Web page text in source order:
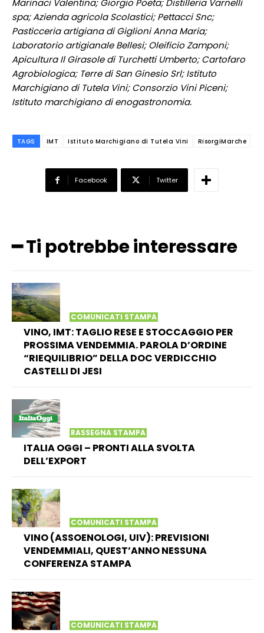
Marinaci Valentina; Giorgio Poeta; Distilleria Varnelli
spa; Azienda agricola Scolastici; Pettacci Snc;
Pasticceria artigiana di Giglioni Anna Maria;
Laboratorio artigianale Bellesi; Oleificio Zamponi;
Apicultura Il Girasole di Turchetti Umberto; Cartofaro
Agrobiologica; Terre di San Ginesio Srl; Istituto
Marchigiano di Tutela Vini; Consorzio Vini Piceni;
Istituto marchigiano di enogastronomia.
TAGS IMT Istituto Marchigiano di Tutela Vini RisorgiMarche
Facebook Twitter
━ Ti potrebbe interessare
COMUNICATI STAMPA
VINO, IMT: TAGLIO RESE E STOCCAGGIO PER
PROSSIMA VENDEMMIA. PAROLA D’ORDINE
“RIEQUILIBRIO” DELLA DOC VERDICCHIO
CASTELLI DI JESI
RASSEGNA STAMPA
ITALIA OGGI – PRONTI ALLA SVOLTA
DELL’EXPORT
COMUNICATI STAMPA
VINO (ASSOENOLOGI, UIV): PREVISIONI
VENDEMMIALI, QUEST’ANNO NESSUNA
CONFERENZA STAMPA
COMUNICATI STAMPA